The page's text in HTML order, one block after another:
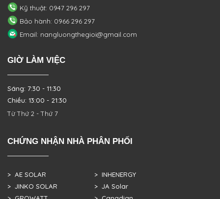
Kỹ thuật: 0947 296 297
Bảo hành: 0966 296 297
Email: nangluongthegioi@gmail.com
GIỜ LÀM VIỆC
Sáng: 7:30 - 11:30
Chiều: 13:00 - 21:30
Từ Thứ 2 - Thứ 7
CHỨNG NHẬN NHÀ PHÂN PHỐI
> AE SOLAR
> JINKO SOLAR
> INHENERGY
> JA Solar